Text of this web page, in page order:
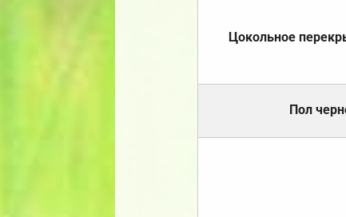
Цокольное
Пол